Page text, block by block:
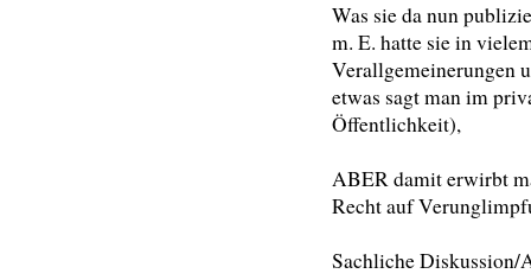
Was sie da nun
m. E. hatte sie in
Verallgemeinerungen
etwas sagt man im
Öffentlichkeit),
ABER damit erwirbt
Recht auf
Sachliche